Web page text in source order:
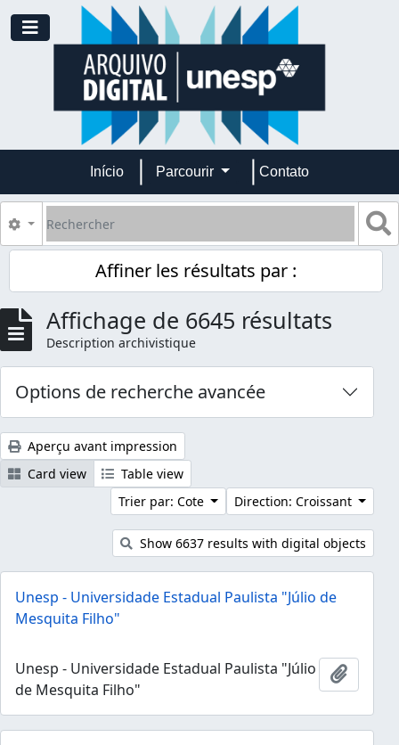
Skip to main content
Toggle navigation
Início Parcourir Contato
Rechercher
Search options
Affiner les résultats par :
Affichage de 6645 résultats
Description archivistique
Options de recherche avancée
Aperçu avant impression
Card view
Table view
Trier par: Cote
Direction: Croissant
Show 6637 results with digital objects
Unesp - Universidade Estadual Paulista "Júlio de
Mesquita Filho"
Unesp - Universidade Estadual Paulista "Júlio
de Mesquita Filho"
Ajouter